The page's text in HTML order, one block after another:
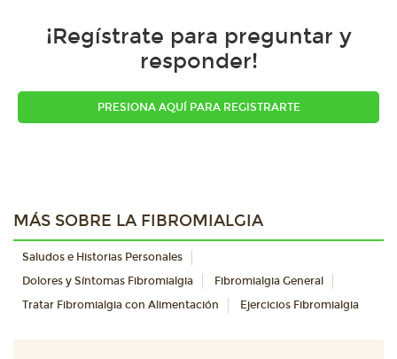
¡Regístrate para preguntar y
responder!
PRESIONA AQUÍ PARA REGISTRARTE
MÁS SOBRE LA FIBROMIALGIA
Saludos e Historias Personales
Dolores y Síntomas Fibromialgia
Fibromialgia General
Tratar Fibromialgia con Alimentación
Ejercicios Fibromialgia